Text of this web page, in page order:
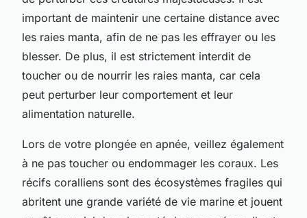
important de maintenir une certaine distance avec
les raies manta, afin de ne pas les effrayer ou les
blesser. De plus, il est strictement interdit de
toucher ou de nourrir les raies manta, car cela
peut perturber leur comportement et leur
alimentation naturelle.
Lors de votre plongée en apnée, veillez également
à ne pas toucher ou endommager les coraux. Les
récifs coralliens sont des écosystèmes fragiles qui
abritent une grande variété de vie marine et jouent